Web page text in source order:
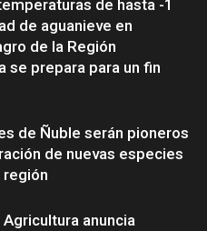
de hasta -1
de aguanieve en
de la Región
se prepara para un fin
de Ñuble serán pioneros
de nuevas especies
anuncia